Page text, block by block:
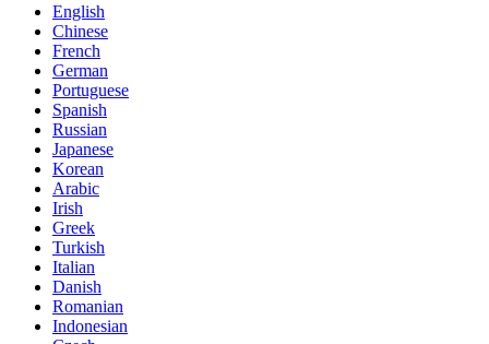
English
Chinese
French
German
Portuguese
Spanish
Russian
Japanese
Korean
Arabic
Irish
Greek
Turkish
Italian
Danish
Romanian
Indonesian